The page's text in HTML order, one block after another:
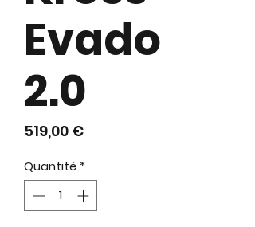
Evado
2.0
519,00 €Prix
Quantité *